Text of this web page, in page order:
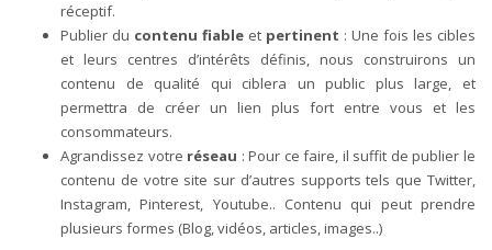
réceptif.
Publier du contenu fiable et pertinent : Une fois les cibles
et leurs centres d’intérêts définis, nous construirons un
contenu de qualité qui ciblera un public plus large, et
permettra de créer un lien plus fort entre vous et les
consommateurs.
Agrandissez votre réseau : Pour ce faire, il suffit de publier le
contenu de votre site sur d’autres supports tels que Twitter,
Instagram, Pinterest, Youtube.. Contenu qui peut prendre
plusieurs formes (Blog, vidéos, articles, images..)